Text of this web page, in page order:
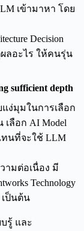
เข้ามาหา โดย
Decision
ผลอะไร ให้คนรุ่น
sufficient depth
แง่มุมในการเลือก
ลือก AI Model
ทนที่จะใช้ LLM
ามต่อเนื่อง มี
Technology
เป็นต้น
รู้ และ